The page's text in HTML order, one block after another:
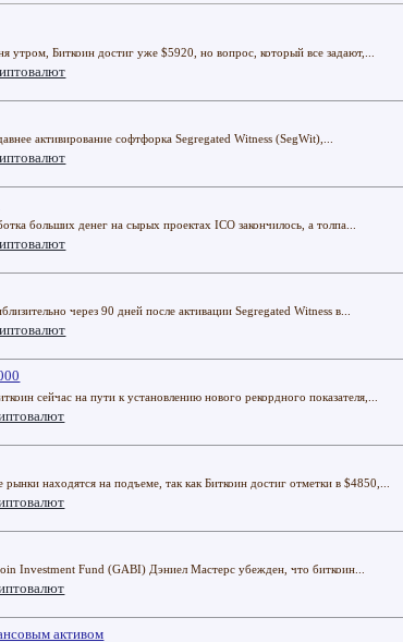
Биткоин достиг уже $5920, но вопрос, который все задают,...
активирование софтфорка Segregated Witness (SegWit),...
больших денег на сырых проектах ICO закончилось, а толпа...
через 90 дней после активации Segregated Witness в...
сейчас на пути к установлению нового рекордного показателя,...
находятся на подъеме, так как Биткоин достиг отметки в $4850,...
Investment Fund (GABI) Дэниел Мастерс убежден, что биткоин...
активом